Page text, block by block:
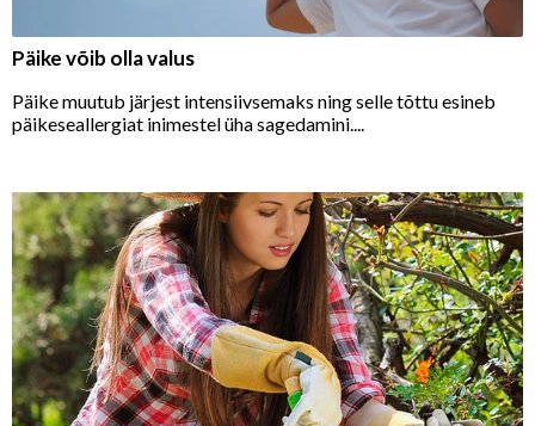
Päike võib olla valus
Päike muutub järjest intensiivsemaks ning selle tõttu esineb
päikeseallergiat inimestel üha sagedamini....